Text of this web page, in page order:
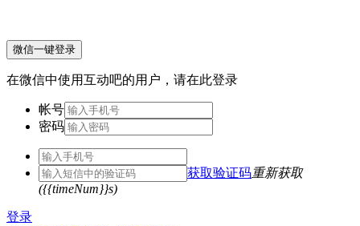
微信一键登录
在微信中使用互动吧的用户，请在此登录
帐号
密码
获取验证码重新获取
({{timeNum}}s)
登录